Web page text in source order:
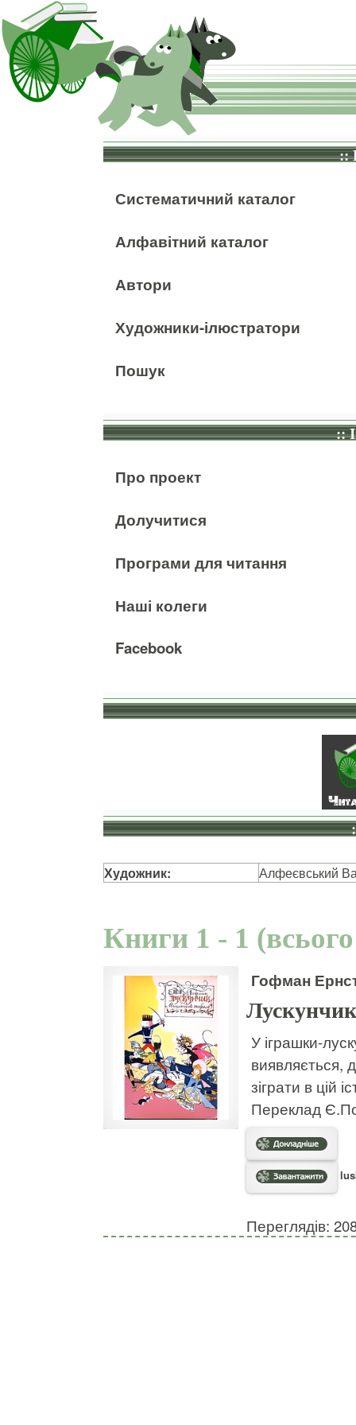
::
Систематичний каталог
Алфавітний каталог
Автори
Художники-ілюстратори
Пошук
::
Про проект
Долучитися
Програми для читання
Наші колеги
Facebook
Художник: Алфеєвський
Книги 1 - 1
Гофман
У іграшки-
виявляється,
зіграти в цій
Переклад
Переглядів: